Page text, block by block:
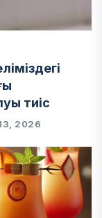
тиіс
2026